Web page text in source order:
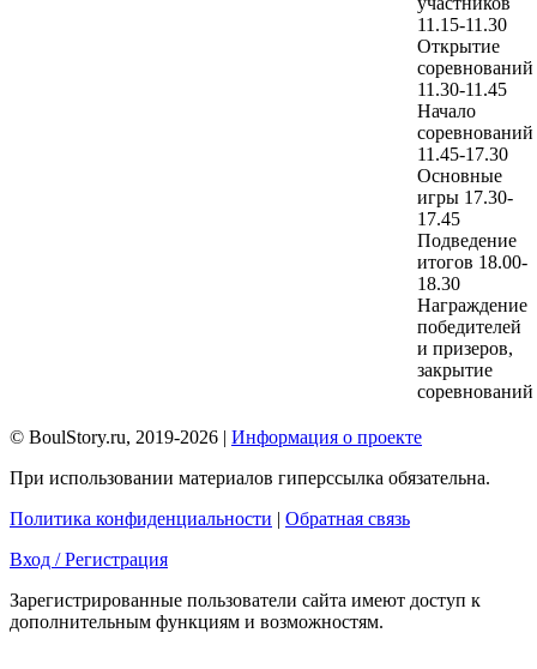
11.15-11.30
Открытие
соревнований
11.30-11.45
Начало
соревнований
11.45-17.30
Основные
игры 17.30-
17.45
Подведение
итогов 18.00-
18.30
Награждение
победителей
и призеров,
закрытие
соревнований
© BoulStory.ru, 2019-2026 | Информация о проекте
При использовании материалов гиперссылка обязательна.
Политика конфиденциальности | Обратная связь
Вход / Регистрация
Зарегистрированные пользователи сайта имеют доступ к
дополнительным функциям и возможностям.